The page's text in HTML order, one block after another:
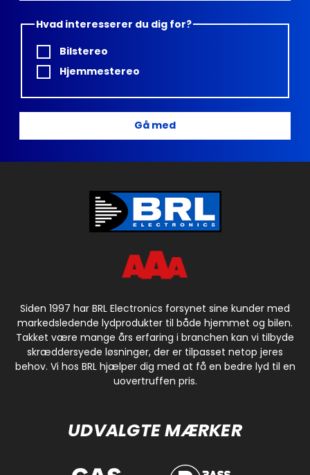
Hvad interesserer du dig for?
Bilstereo
Hjemmestereo
Gå med
Siden 1997 har BRL Electronics forsynet sine kunder med
markedsledende lydprodukter til både hjemmet og bilen.
Takket være mange års erfaring i branchen kan vi tilbyde
skræddersyede løsninger, der er tilpasset netop jeres
behov. Vi hos BRL hjælper dig med at få en bedre lyd til en
uovertruffen pris.
UDVALGTE MÆRKER